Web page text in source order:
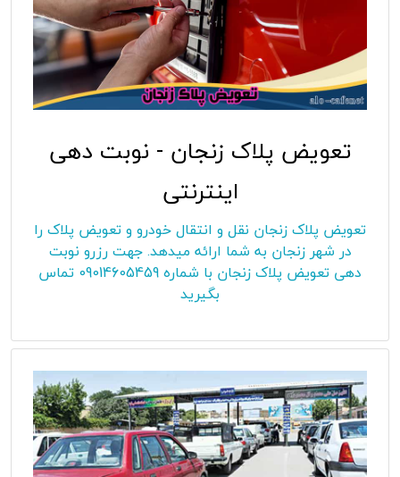
تعویض پلاک زنجان - نوبت دهی
اینترنتی
تعویض پلاک زنجان نقل و انتقال خودرو و تعویض پلاک را
در شهر زنجان به شما ارائه میدهد. جهت رزرو نوبت
دهی تعویض پلاک زنجان با شماره 09014605459 تماس
بگیرید